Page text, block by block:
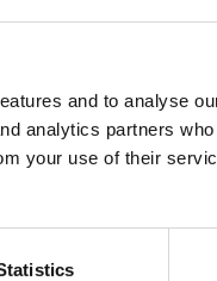
and to analyse
analytics partners
your use of their